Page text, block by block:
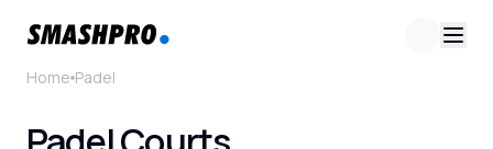
Home Padel